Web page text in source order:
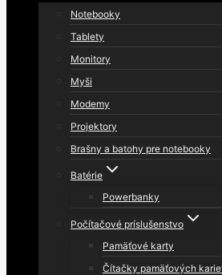
Notebooky
Tablety
Monitory
Myši
Modemy
Projektory
Brašny a batohy pre notebooky
Batérie
Powerbanky
Počítačové príslušenstvo
Pamäťové karty
Čítačky pamäťových